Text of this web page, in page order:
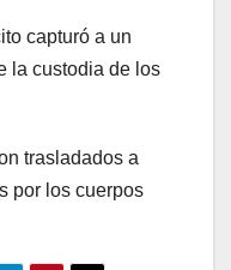
capturó a un
la custodia de los
trasladados a
por los cuerpos